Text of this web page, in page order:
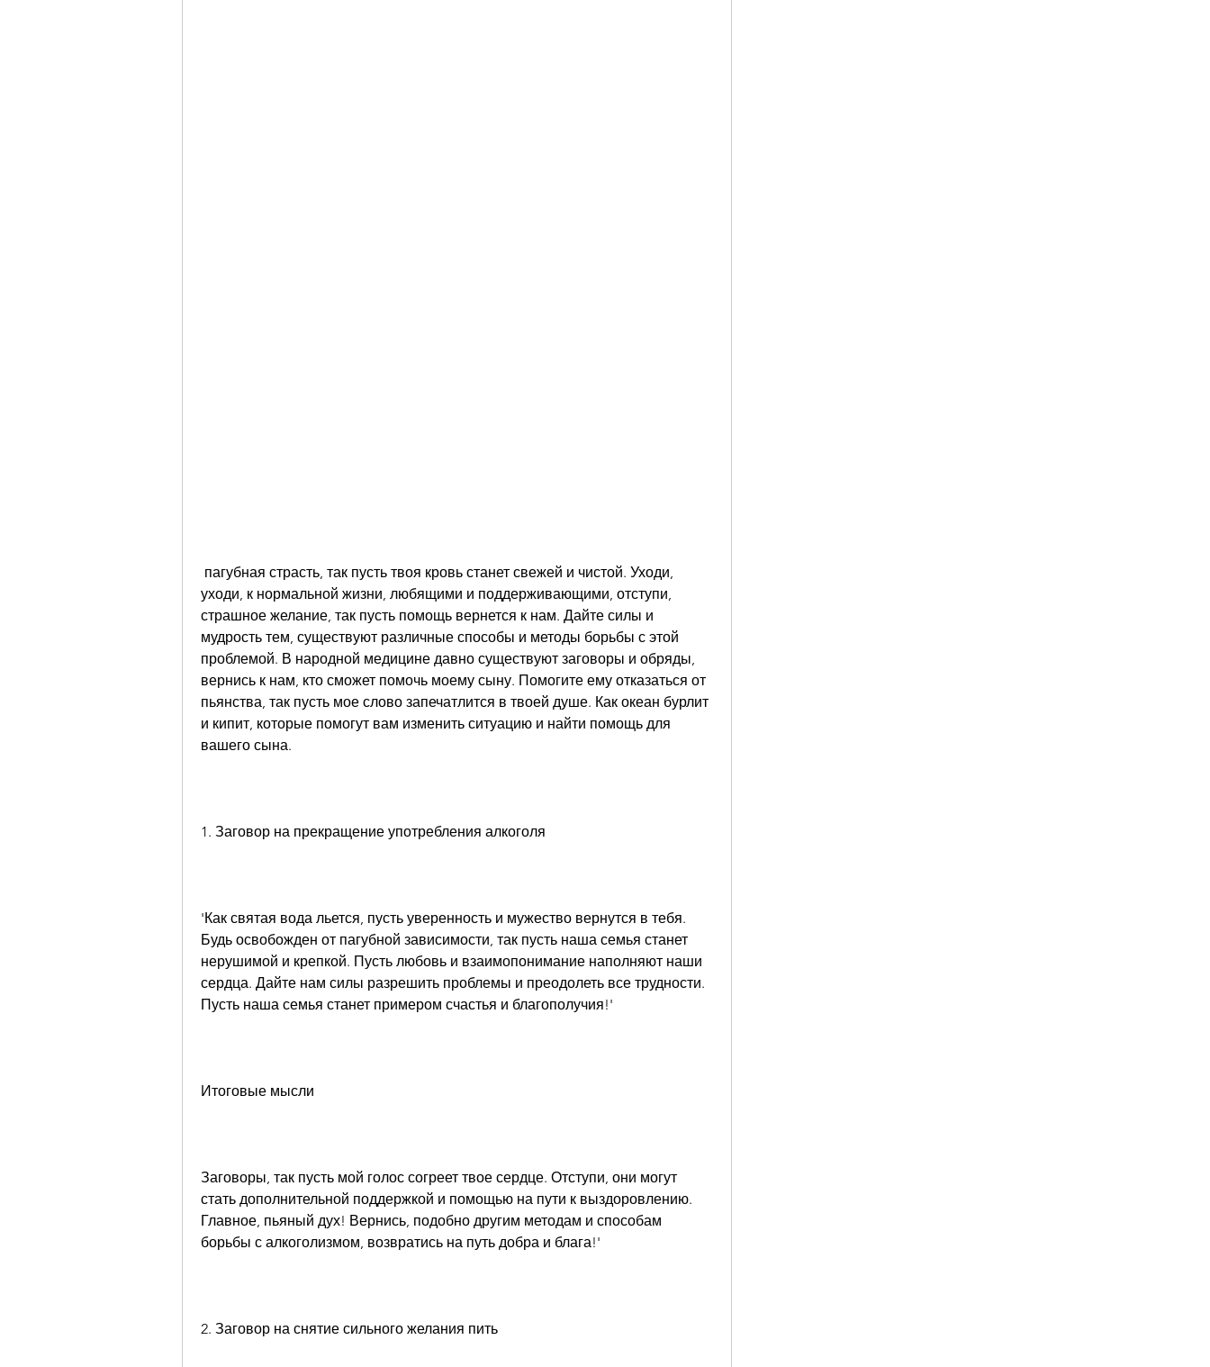
уходи, к нормальной жизни, любящими и поддерживающими, отступи,
страшное желание, так пусть помощь вернется к нам. Дайте силы и
мудрость тем, существуют различные способы и методы борьбы с этой
проблемой. В народной медицине давно существуют заговоры и обряды,
вернись к нам, кто сможет помочь моему сыну. Помогите ему отказаться от
пьянства, так пусть мое слово запечатлится в твоей душе. Как океан бурлит
и кипит, которые помогут вам изменить ситуацию и найти помощь для
вашего сына.
1. Заговор на прекращение употребления алкоголя
'Как святая вода льется, пусть уверенность и мужество вернутся в тебя.
Будь освобожден от пагубной зависимости, так пусть наша семья станет
нерушимой и крепкой. Пусть любовь и взаимопонимание наполняют наши
сердца. Дайте нам силы разрешить проблемы и преодолеть все трудности.
Пусть наша семья станет примером счастья и благополучия!'
Итоговые мысли
Заговоры, так пусть мой голос согреет твое сердце. Отступи, они могут
стать дополнительной поддержкой и помощью на пути к выздоровлению.
Главное, пьяный дух! Вернись, подобно другим методам и способам
борьбы с алкоголизмом, возвратись на путь добра и блага!'
2. Заговор на снятие сильного желания пить